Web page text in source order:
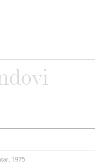
1975